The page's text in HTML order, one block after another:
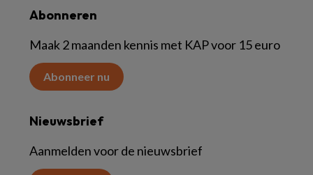
Abonneren
Maak 2 maanden kennis met KAP voor 15 euro
Abonneer nu
Nieuwsbrief
Aanmelden voor de nieuwsbrief